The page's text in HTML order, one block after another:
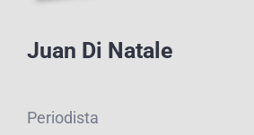
Juan Di Natale
Periodista